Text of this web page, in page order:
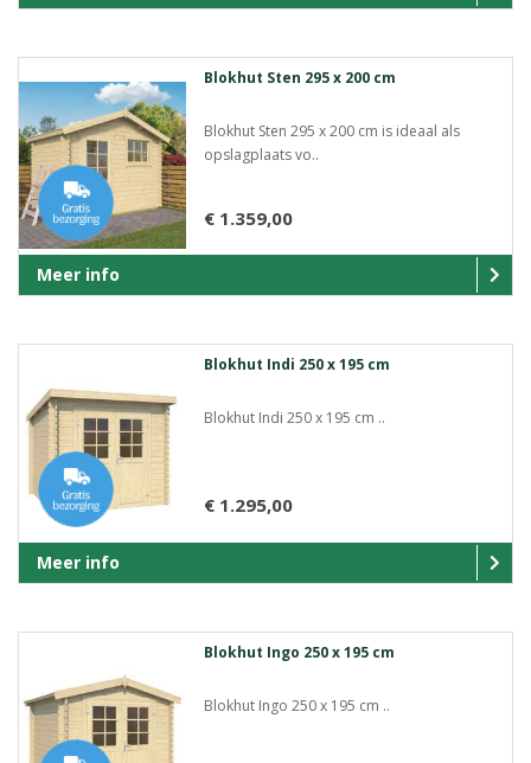
Blokhut Sten 295 x 200 cm
Blokhut Sten 295 x 200 cm is ideaal als
opslagplaats vo..
€ 1.359,00
Meer info
Blokhut Indi 250 x 195 cm
Blokhut Indi 250 x 195 cm ..
€ 1.295,00
Meer info
Blokhut Ingo 250 x 195 cm
Blokhut Ingo 250 x 195 cm ..